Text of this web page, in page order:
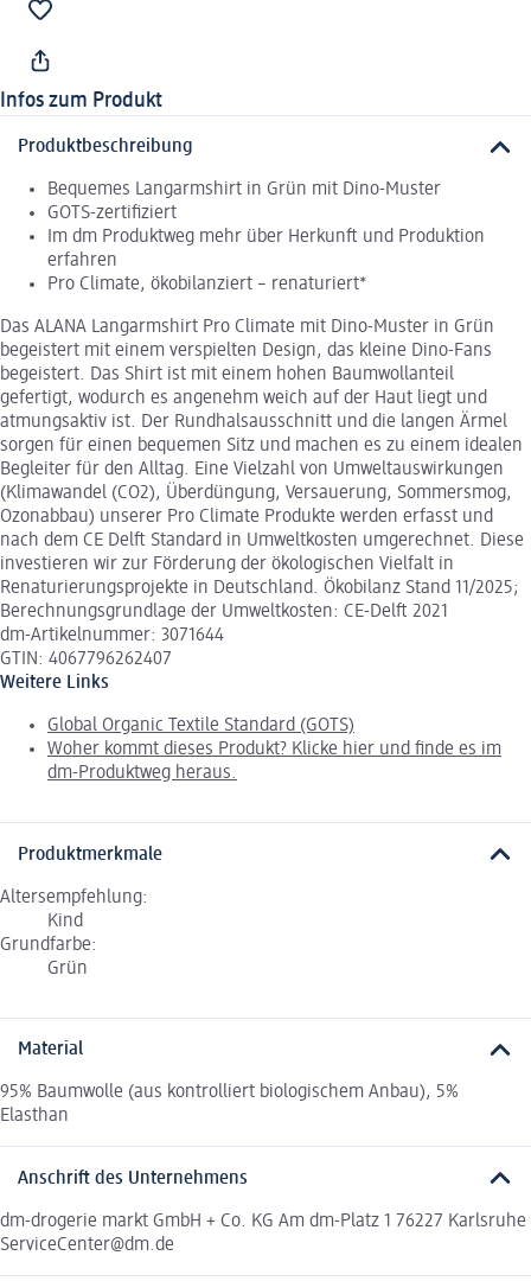
Infos zum Produkt
Produktbeschreibung
Bequemes Langarmshirt in Grün mit Dino-Muster
GOTS-zertifiziert
Im dm Produktweg mehr über Herkunft und Produktion
erfahren
Pro Climate, ökobilanziert – renaturiert*
Das ALANA Langarmshirt Pro Climate mit Dino-Muster in Grün
begeistert mit einem verspielten Design, das kleine Dino-Fans
begeistert. Das Shirt ist mit einem hohen Baumwollanteil
gefertigt, wodurch es angenehm weich auf der Haut liegt und
atmungsaktiv ist. Der Rundhalsausschnitt und die langen Ärmel
sorgen für einen bequemen Sitz und machen es zu einem idealen
Begleiter für den Alltag. Eine Vielzahl von Umweltauswirkungen
(Klimawandel (CO2), Überdüngung, Versauerung, Sommersmog,
Ozonabbau) unserer Pro Climate Produkte werden erfasst und
nach dem CE Delft Standard in Umweltkosten umgerechnet. Diese
investieren wir zur Förderung der ökologischen Vielfalt in
Renaturierungsprojekte in Deutschland. Ökobilanz Stand 11/2025;
Berechnungsgrundlage der Umweltkosten: CE-Delft 2021
dm-Artikelnummer: 3071644
GTIN: 4067796262407
Weitere Links
Global Organic Textile Standard (GOTS)
Woher kommt dieses Produkt? Klicke hier und finde es im
dm-Produktweg heraus.
Produktmerkmale
Altersempfehlung:
Kind
Grundfarbe:
Grün
Material
95% Baumwolle (aus kontrolliert biologischem Anbau), 5%
Elasthan
Anschrift des Unternehmens
dm-drogerie markt GmbH + Co. KG Am dm-Platz 1 76227 Karlsruhe
ServiceCenter@dm.de